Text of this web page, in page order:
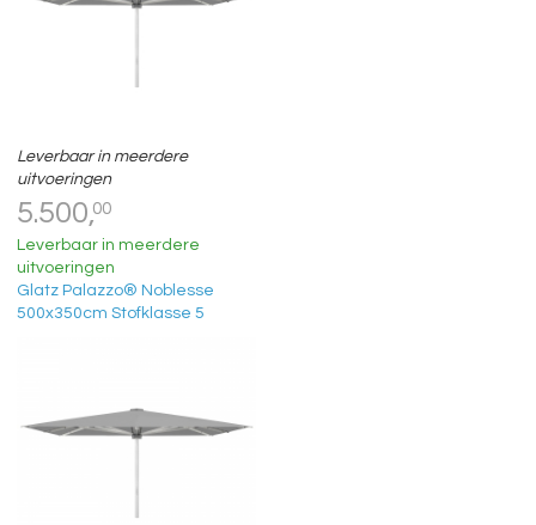
Leverbaar in meerdere
uitvoeringen
5.500,00
Leverbaar in meerdere
uitvoeringen
Glatz Palazzo® Noblesse
500x350cm Stofklasse 5